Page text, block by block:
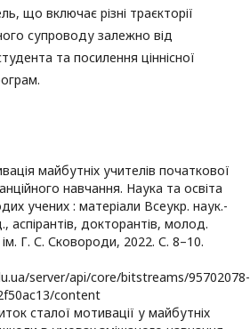
що включає різні траєкторії
супроводу залежно від
та посилення ціннісної
майбутніх учителів початкової
навчання. Наука та освіта
учених : матеріали Всеукр. наук.-
аспірантів, докторантів, молод.
Г. С. Сковороди, 2022. С. 8–10.
server/api/core/bitstreams/95702078-
content
сталої мотивації у майбутніх